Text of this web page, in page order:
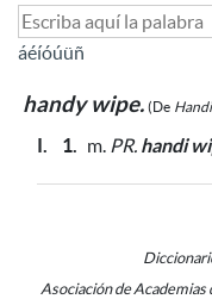
áéíóúüñ
handy wipe. (De
I. 1. m. PR. handi
Asociación de Academias